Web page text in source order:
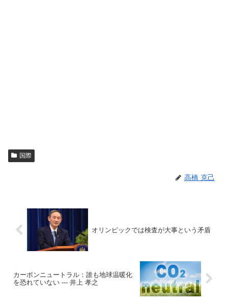
国際
高橋 克己
オリンピックでは検査が大事という矛盾
カーボンニュートラル：誰も地球温暖化
を恐れていない --- 井上 孝之